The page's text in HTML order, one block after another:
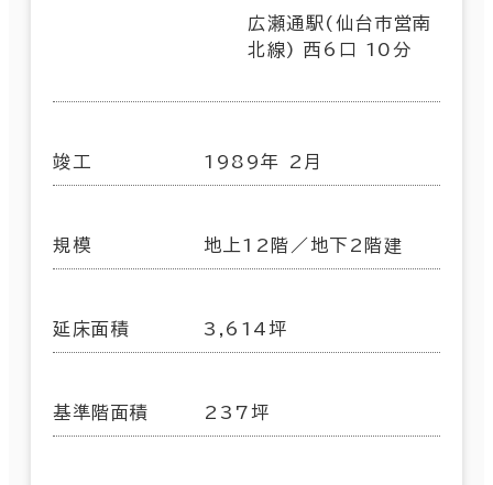
広瀬通駅(仙台市営南
北線) 西6口 10分
竣工 1989年 2月
規模 地上12階／地下2階建
延床面積 3,614坪
基準階面積 237坪